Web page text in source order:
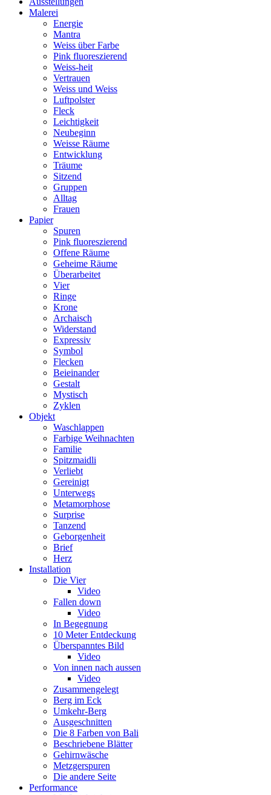
Malerei
Energie
Mantra
Weiss über Farbe
Pink fluoreszierend
Weiss-heit
Vertrauen
Weiss und Weiss
Luftpolster
Fleck
Leichtigkeit
Neubeginn
Weisse Räume
Entwicklung
Träume
Sitzend
Gruppen
Alltag
Frauen
Papier
Spuren
Pink fluoreszierend
Offene Räume
Geheime Räume
Überarbeitet
Vier
Ringe
Krone
Archaisch
Widerstand
Expressiv
Symbol
Flecken
Beieinander
Gestalt
Mystisch
Zyklen
Objekt
Waschlappen
Farbige Weihnachten
Familie
Spitzmaidli
Verliebt
Gereinigt
Unterwegs
Metamorphose
Surprise
Tanzend
Geborgenheit
Brief
Herz
Installation
Die Vier
Video
Fallen down
Video
In Begegnung
10 Meter Entdeckung
Überspanntes Bild
Video
Von innen nach aussen
Video
Zusammengelegt
Berg im Eck
Umkehr-Berg
Ausgeschnitten
Die 8 Farben von Bali
Beschriebene Blätter
Gehirnwäsche
Metzgerspuren
Die andere Seite
Performance